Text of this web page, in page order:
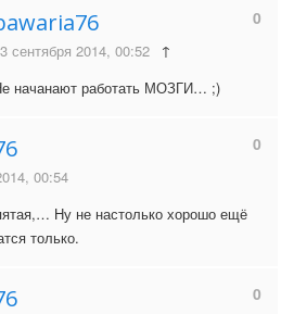
сентября 2014, 00:52 ↑
0
начанают работать МОЗГИ… ;)
00:54
0
Ну не настолько хорошо ещё
только.
0